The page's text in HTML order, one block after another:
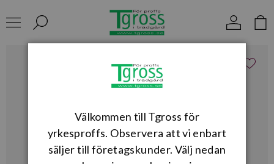
Välkommen till Tgross för
yrkesproffs. Observera att vi enbart
säljer till företagskunder. Välj nedan